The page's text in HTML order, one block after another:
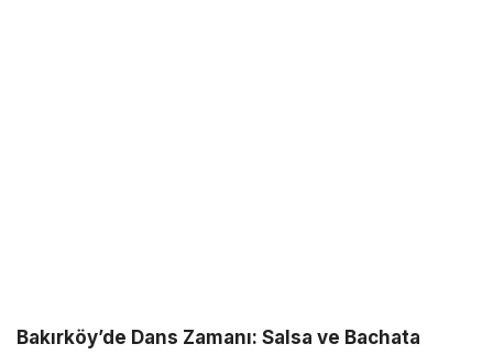
Bakırköy’de Dans Zamanı: Salsa ve Bachata